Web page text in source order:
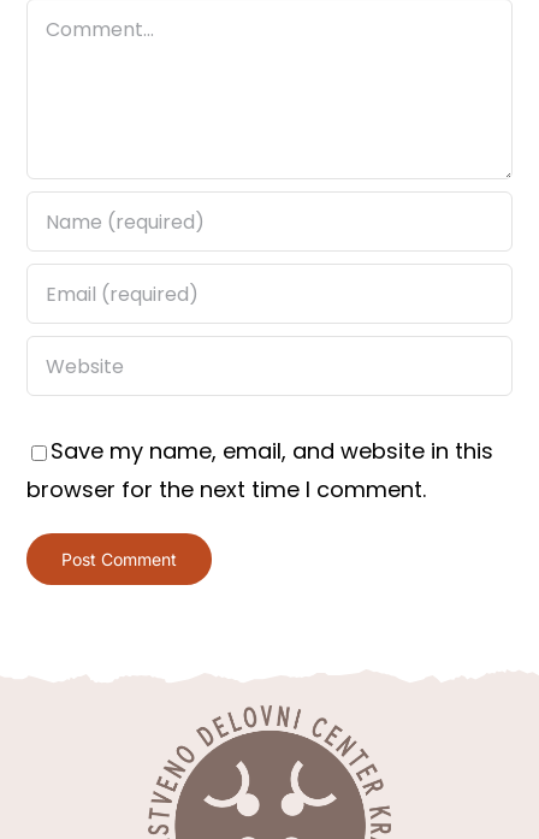
Comment
Save my name, email, and website in this
browser for the next time I comment.